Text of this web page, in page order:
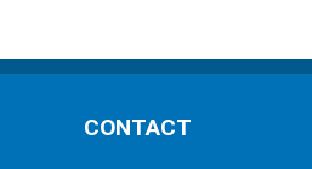
CONTACT